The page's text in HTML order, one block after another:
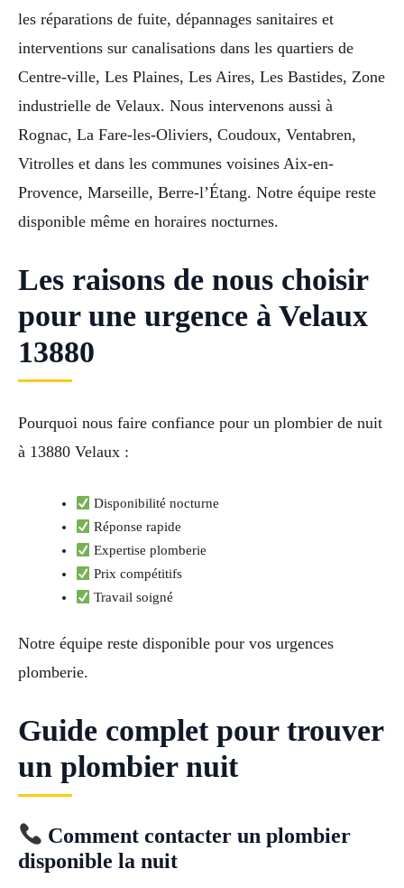
les réparations de fuite, dépannages sanitaires et
interventions sur canalisations dans les quartiers de
Centre-ville, Les Plaines, Les Aires, Les Bastides, Zone
industrielle de Velaux. Nous intervenons aussi à
Rognac, La Fare-les-Oliviers, Coudoux, Ventabren,
Vitrolles et dans les communes voisines Aix-en-
Provence, Marseille, Berre-l’Étang. Notre équipe reste
disponible même en horaires nocturnes.
Les raisons de nous choisir
pour une urgence à Velaux
13880
Pourquoi nous faire confiance pour un plombier de nuit
à 13880 Velaux :
Disponibilité nocturne
Réponse rapide
Expertise plomberie
Prix compétitifs
Travail soigné
Notre équipe reste disponible pour vos urgences
plomberie.
Guide complet pour trouver
un plombier nuit
Comment contacter un plombier
disponible la nuit